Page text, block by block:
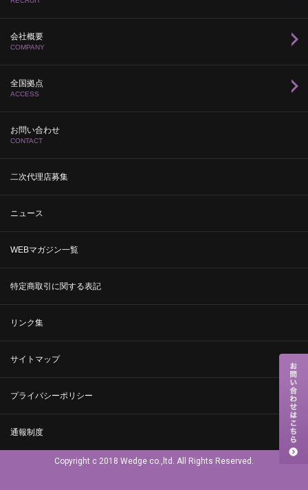
会社概要
COMPANY
全国拠点
ACCESS
お問い合わせ
CONTACT
二次代理店募集
ニュース
WEBマガジン一覧
特定商取引に関する表記
リンク集
サイトマップ
プライバシーポリシー
通報制度
Copyright c 2018 Wedge co.,ltd. All Rights Reserved.